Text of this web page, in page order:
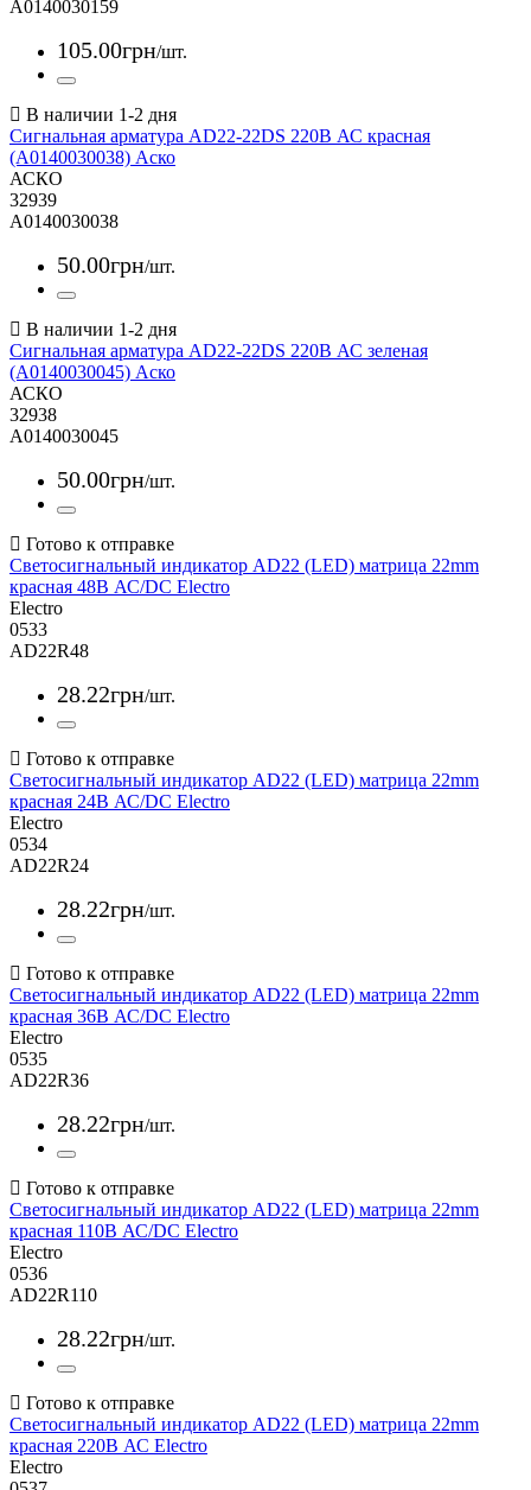
A0140030159
105.00грн/шт.
Сигнальная арматура AD22-22DS 220В АС красная
(A0140030038) Аско
АСКО
32939
A0140030038
50.00грн/шт.
Сигнальная арматура AD22-22DS 220В АС зеленая
(A0140030045) Аско
АСКО
32938
A0140030045
50.00грн/шт.
Светосигнальный индикатор AD22 (LED) матрица 22mm
красная 48В АС/DC Electro
Electro
0533
AD22R48
28.22грн/шт.
Светосигнальный индикатор AD22 (LED) матрица 22mm
красная 24В АС/DC Electro
Electro
0534
AD22R24
28.22грн/шт.
Светосигнальный индикатор AD22 (LED) матрица 22mm
красная 36В АС/DC Electro
Electro
0535
AD22R36
28.22грн/шт.
Светосигнальный индикатор AD22 (LED) матрица 22mm
красная 110В АС/DC Electro
Electro
0536
AD22R110
28.22грн/шт.
Светосигнальный индикатор AD22 (LED) матрица 22mm
красная 220В АС Electro
Electro